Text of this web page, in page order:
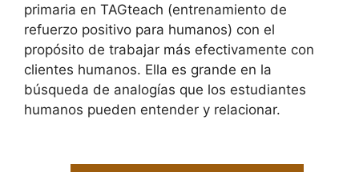
primaria en TAGteach (entrenamiento de
refuerzo positivo para humanos) con el
propósito de trabajar más efectivamente con
clientes humanos. Ella es grande en la
búsqueda de analogías que los estudiantes
humanos pueden entender y relacionar.